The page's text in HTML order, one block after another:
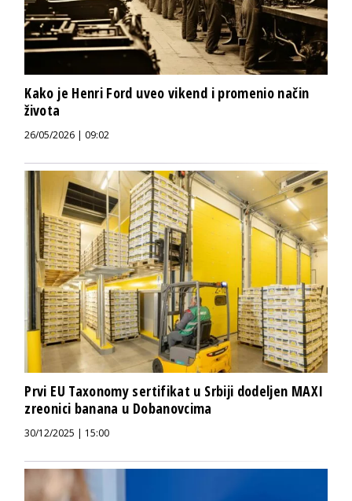
Kako je Henri Ford uveo vikend i promenio način
života
26/05/2026 | 09:02
Prvi EU Taxonomy sertifikat u Srbiji dodeljen MAXI
zreonici banana u Dobanovcima
30/12/2025 | 15:00